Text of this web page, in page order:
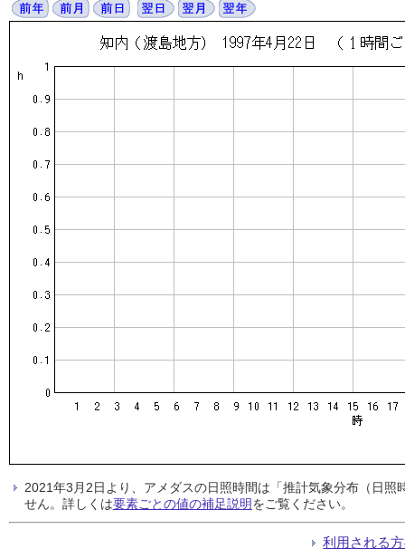
2021年3月2日より、アメダスの日照時間は「推計気象分布（日
せん。詳しくは要素ごとの値の補足説明をご覧ください。
利用される